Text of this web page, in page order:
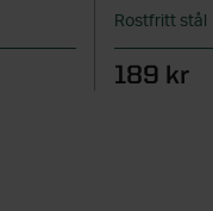
Rostfritt stål
189 kr